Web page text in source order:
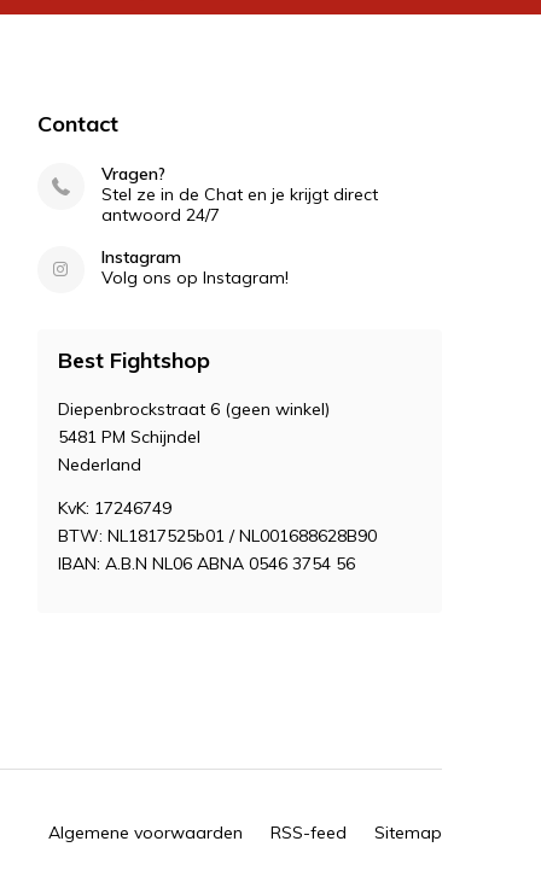
Contact
Vragen?
Stel ze in de Chat en je krijgt direct
antwoord 24/7
Instagram
Volg ons op Instagram!
Best Fightshop
Diepenbrockstraat 6 (geen winkel)
5481 PM Schijndel
Nederland
KvK: 17246749
BTW: NL1817525b01 / NL001688628B90
IBAN: A.B.N NL06 ABNA 0546 3754 56
Algemene voorwaarden RSS-feed Sitemap